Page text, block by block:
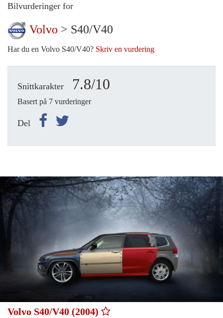
Bilvurderinger for
Volvo > S40/V40
Har du en Volvo S40/V40? Skriv en vurdering
Snittkarakter 7.8/10
Basert på 7 vurderinger
Del
Volvo S40/V40 (2004)